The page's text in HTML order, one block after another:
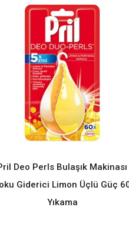
READ MORE
Deo Perls Bulaşık Makinası
Giderici Limon Üçlü Güç
Yıkama